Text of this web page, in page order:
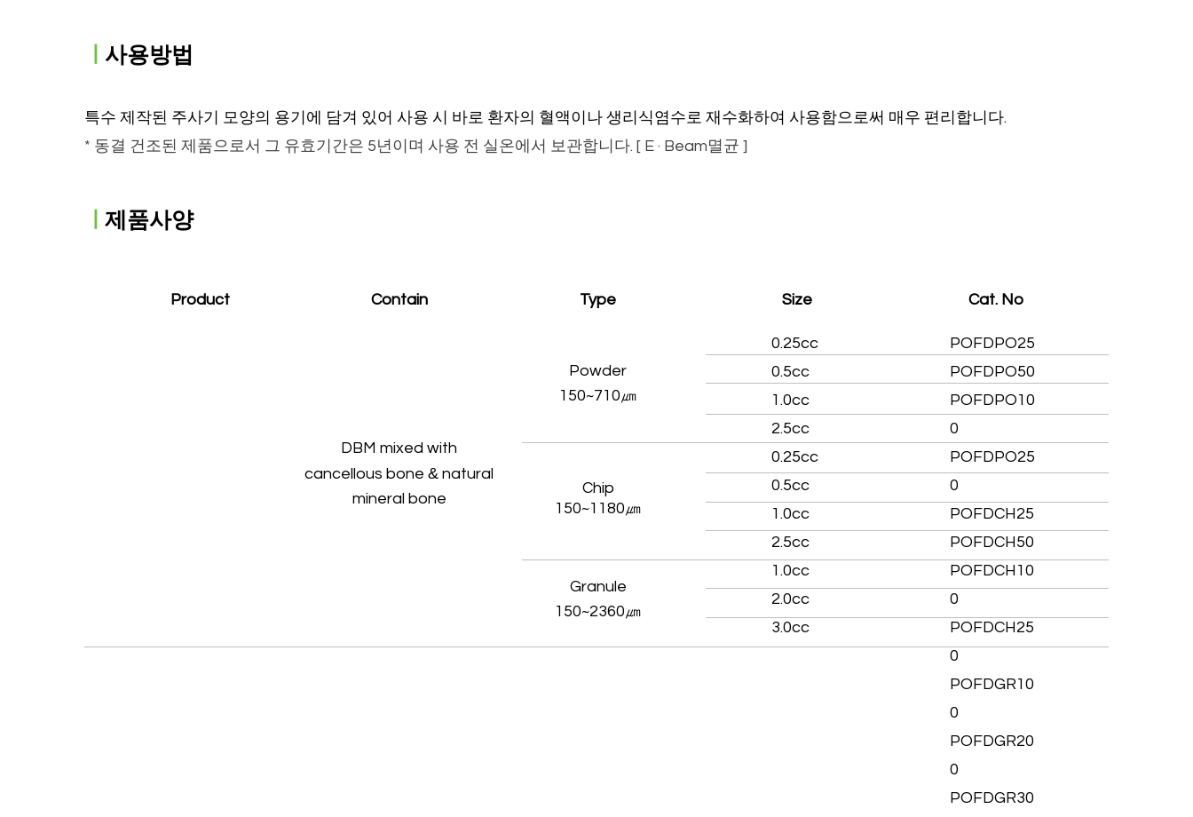
ㅣ​사용방법
특수 제작된 주사기 모양의 용기에 담겨 있어 사용 시 바로 환자의 혈액이나 생리식염수로 재수화하여 사용함으로써 매우 편리합니다.
​* 동결 건조된 제품으로서 그 유효기간은 5년이며 사용 전 실온에서 보관합니다. [ E · Beam멸균 ]
ㅣ제품사양
Product Contain Type Size Cat. No
DBM mixed with
cancellous bone & natural
mineral bone
POFDPO25
POFDPO50
POFDPO10
0
POFDPO25
0
POFDCH25
POFDCH50
POFDCH10
0
POFDCH25
0
POFDGR10
0
POFDGR20
0
POFDGR30
0.25cc
0.5cc
1.0cc
2.5cc
0.25cc
0.5cc
1.0cc
2.5cc
1.0cc
2.0cc
3.0cc
Powder
150~710㎛
Chip
150~1180㎛
Granule
150~2360㎛